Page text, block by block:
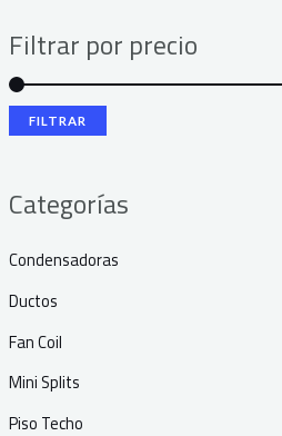
Filtrar por precio
FILTRAR
Categorías
Condensadoras
Ductos
Fan Coil
Mini Splits
Piso Techo